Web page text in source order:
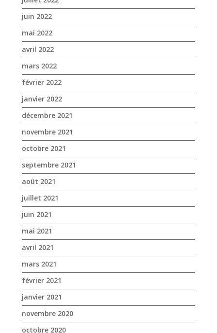
juin 2022
mai 2022
avril 2022
mars 2022
février 2022
janvier 2022
décembre 2021
novembre 2021
octobre 2021
septembre 2021
août 2021
juillet 2021
juin 2021
mai 2021
avril 2021
mars 2021
février 2021
janvier 2021
novembre 2020
octobre 2020